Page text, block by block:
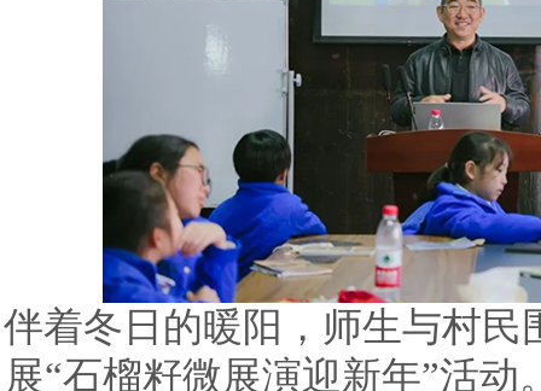
伴着冬日的暖阳，师生与村民
展“石榴籽微展演迎新年”活